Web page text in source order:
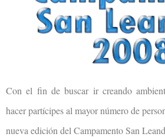
Con el fin de buscar ir creando
hacer partícipes al mayor número de
nueva edición del Campamento San